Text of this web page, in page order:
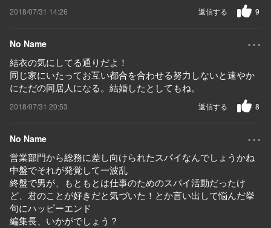
2018/07/31 14:26 9
返信する
No Name ...
結衣の気にしてる通りだよ！
同じ家にいたってお互い都合を合わせる努力しないと速やか
にただの同居人になる。結婚したとしてもね。
2018/07/31 20:53 8
返信する
No Name ...
営業部門から総務に差し向けられたスパイなんでしょうかね
中盤でそれが発覚して一波乱
終盤で男が、もともとは仕事のためのスパイ活動だったけ
ど、君のことが好きだと気づいた！とか言い出して悩んだ挙
句にハッピーエンド
編集長、いかがでしょう？